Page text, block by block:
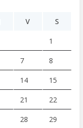
V S
1
7 8
14 15
21 22
28 29